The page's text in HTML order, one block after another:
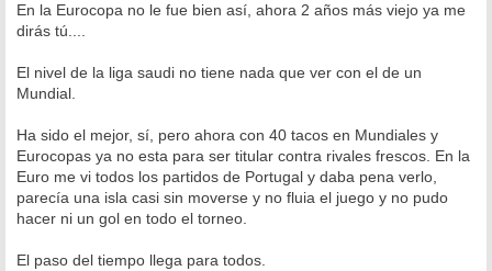
En la Eurocopa no le fue bien así, ahora 2 años más viejo ya me
dirás tú....
El nivel de la liga saudi no tiene nada que ver con el de un
Mundial.
Ha sido el mejor, sí, pero ahora con 40 tacos en Mundiales y
Eurocopas ya no esta para ser titular contra rivales frescos. En la
Euro me vi todos los partidos de Portugal y daba pena verlo,
parecía una isla casi sin moverse y no fluia el juego y no pudo
hacer ni un gol en todo el torneo.
El paso del tiempo llega para todos.